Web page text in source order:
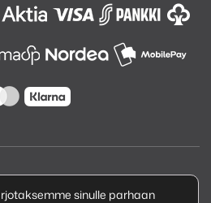
Oy
sinulle parhaan